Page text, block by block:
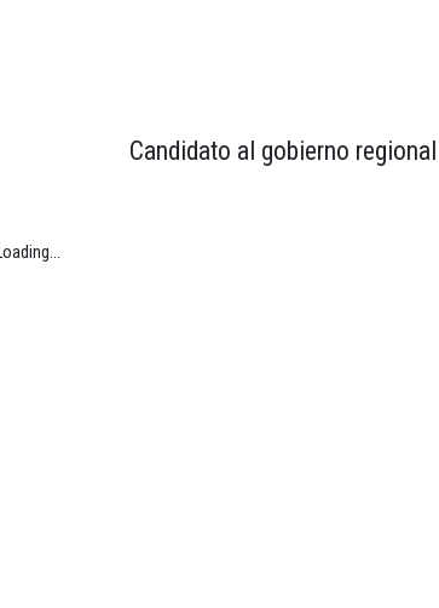
Candidato al gobierno